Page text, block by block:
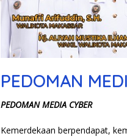
PEDOMAN
PEDOMAN MEDIA CYBER
Kemerdekaan berpendapat,